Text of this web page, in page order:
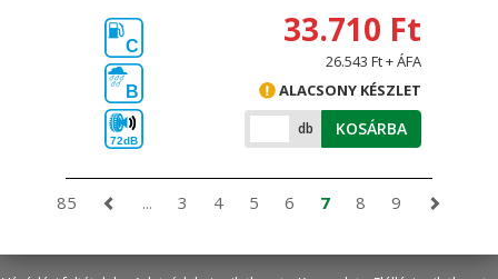
C
B
72dB
33.710 Ft
26.543 Ft + ÁFA
ALACSONY KÉSZLET
db KOSÁRBA
85 ... 3 4 5 6 7 8 9